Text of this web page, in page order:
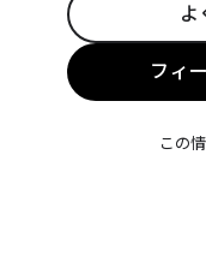
よ
フィ
この